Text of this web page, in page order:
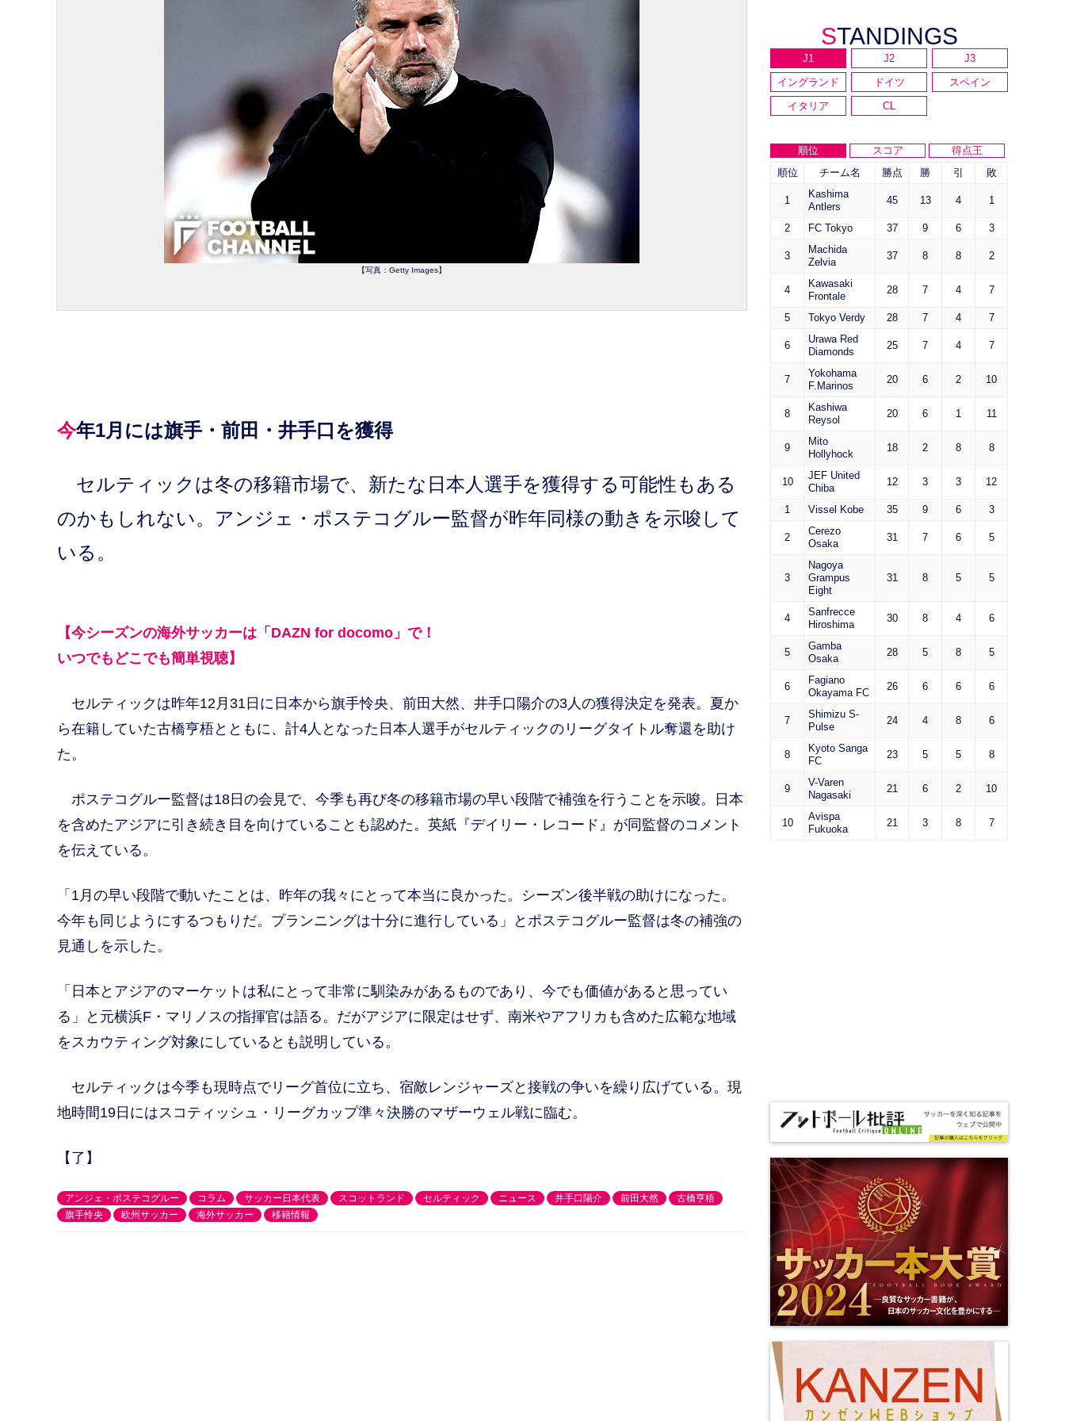
【写真：Getty Images】
今年1月には旗手・前田・井手口を獲得
セルティックは冬の移籍市場で、新たな日本人選手を獲得する可能性もある
のかもしれない。アンジェ・ポステコグルー監督が昨年同様の動きを示唆して
いる。
【今シーズンの海外サッカーは「DAZN for docomo」で！
いつでもどこでも簡単視聴】
セルティックは昨年12月31日に日本から旗手怜央、前田大然、井手口陽介の3人の獲得決定を発表。夏か
ら在籍していた古橋亨梧とともに、計4人となった日本人選手がセルティックのリーグタイトル奪還を助け
た。
ポステコグルー監督は18日の会見で、今季も再び冬の移籍市場の早い段階で補強を行うことを示唆。日本
を含めたアジアに引き続き目を向けていることも認めた。英紙『デイリー・レコード』が同監督のコメント
を伝えている。
「1月の早い段階で動いたことは、昨年の我々にとって本当に良かった。シーズン後半戦の助けになった。
今年も同じようにするつもりだ。プランニングは十分に進行している」とポステコグルー監督は冬の補強の
見通しを示した。
「日本とアジアのマーケットは私にとって非常に馴染みがあるものであり、今でも価値があると思ってい
る」と元横浜F・マリノスの指揮官は語る。だがアジアに限定はせず、南米やアフリカも含めた広範な地域
をスカウティング対象にしているとも説明している。
セルティックは今季も現時点でリーグ首位に立ち、宿敵レンジャーズと接戦の争いを繰り広げている。現
地時間19日にはスコティッシュ・リーグカップ準々決勝のマザーウェル戦に臨む。
【了】
アンジェ・ポステコグルー コラム サッカー日本代表 スコットランド セルティック ニュース 井手口陽介 前田大然
古橋亨梧
旗手怜央
欧州サッカー 海外サッカー 移籍情報
STANDINGS
J1 J2
J3
イングランド
ドイツ
スペイン
イタリア
CL
順位 スコア
得点王
順位
チーム名 勝点 勝 引 敗
1
Kashima
Antlers
45 13 4 1
2 FC Tokyo 37 9 6 3
3
Machida
Zelvia
37 8 8 2
4
Kawasaki
Frontale
28 7 4 7
5 Tokyo Verdy 28 7 4 7
6
Urawa Red
Diamonds
25 7 4 7
7
Yokohama
F.Marinos
20 6 2 10
8
Kashiwa
Reysol
20 6 1 11
9
Mito
Hollyhock
18 2 8 8
10
JEF United
Chiba
12 3 3 12
1 Vissel Kobe 35 9 6 3
2
Cerezo
Osaka
31 7 6 5
3
Nagoya
Grampus
Eight
31 8 5 5
4
Sanfrecce
Hiroshima
30 8 4 6
5
Gamba
Osaka
28 5 8 5
6
Fagiano
Okayama FC
26 6 6 6
7
Shimizu S-
Pulse
24 4 8 6
8
Kyoto Sanga
FC
23 5 5 8
9
V-Varen
Nagasaki
21 6 2 10
10
Avispa
Fukuoka
21 3 8 7